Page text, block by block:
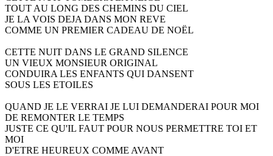
TOUT AU LONG DES CHEMINS DU CIEL
JE LA VOIS DEJA DANS MON REVE
COMME UN PREMIER CADEAU DE NOËL
CETTE NUIT DANS LE GRAND SILENCE
UN VIEUX MONSIEUR ORIGINAL
CONDUIRA LES ENFANTS QUI DANSENT
SOUS LES ETOILES
QUAND JE LE VERRAI JE LUI DEMANDERAI POUR MOI
DE REMONTER LE TEMPS
JUSTE CE QU'IL FAUT POUR NOUS PERMETTRE TOI ET
MOI
D'ETRE HEUREUX COMME AVANT